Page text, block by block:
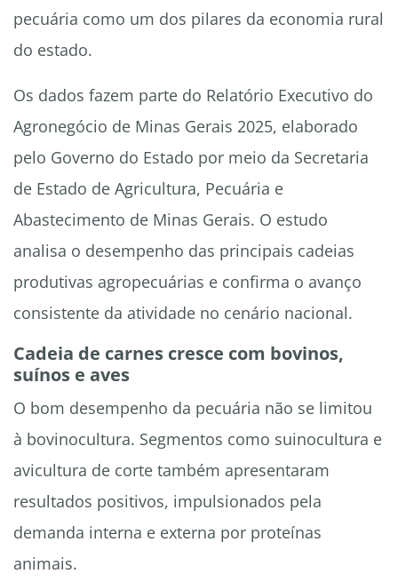
pecuária como um dos pilares da economia rural
do estado.
Os dados fazem parte do Relatório Executivo do
Agronegócio de Minas Gerais 2025, elaborado
pelo Governo do Estado por meio da Secretaria
de Estado de Agricultura, Pecuária e
Abastecimento de Minas Gerais. O estudo
analisa o desempenho das principais cadeias
produtivas agropecuárias e confirma o avanço
consistente da atividade no cenário nacional.
Cadeia de carnes cresce com bovinos,
suínos e aves
O bom desempenho da pecuária não se limitou
à bovinocultura. Segmentos como suinocultura e
avicultura de corte também apresentaram
resultados positivos, impulsionados pela
demanda interna e externa por proteínas
animais.